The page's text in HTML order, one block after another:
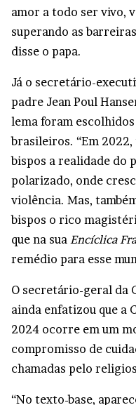
amor a todo ser vivo,
superando as
disse o papa.
Já o secretário-
padre Jean Poul
lema foram
brasileiros. “Em
bispos a realidade do
polarizado, onde
violência. Mas,
bispos o rico
que na sua Encíclica
remédio para esse
O secretário-geral da
ainda enfatizou que a
2024 ocorre em um
compromisso de
chamadas pelo
“No texto-base,